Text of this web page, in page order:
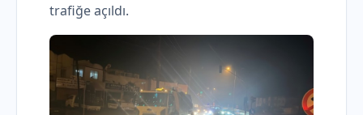
trafiğe açıldı.